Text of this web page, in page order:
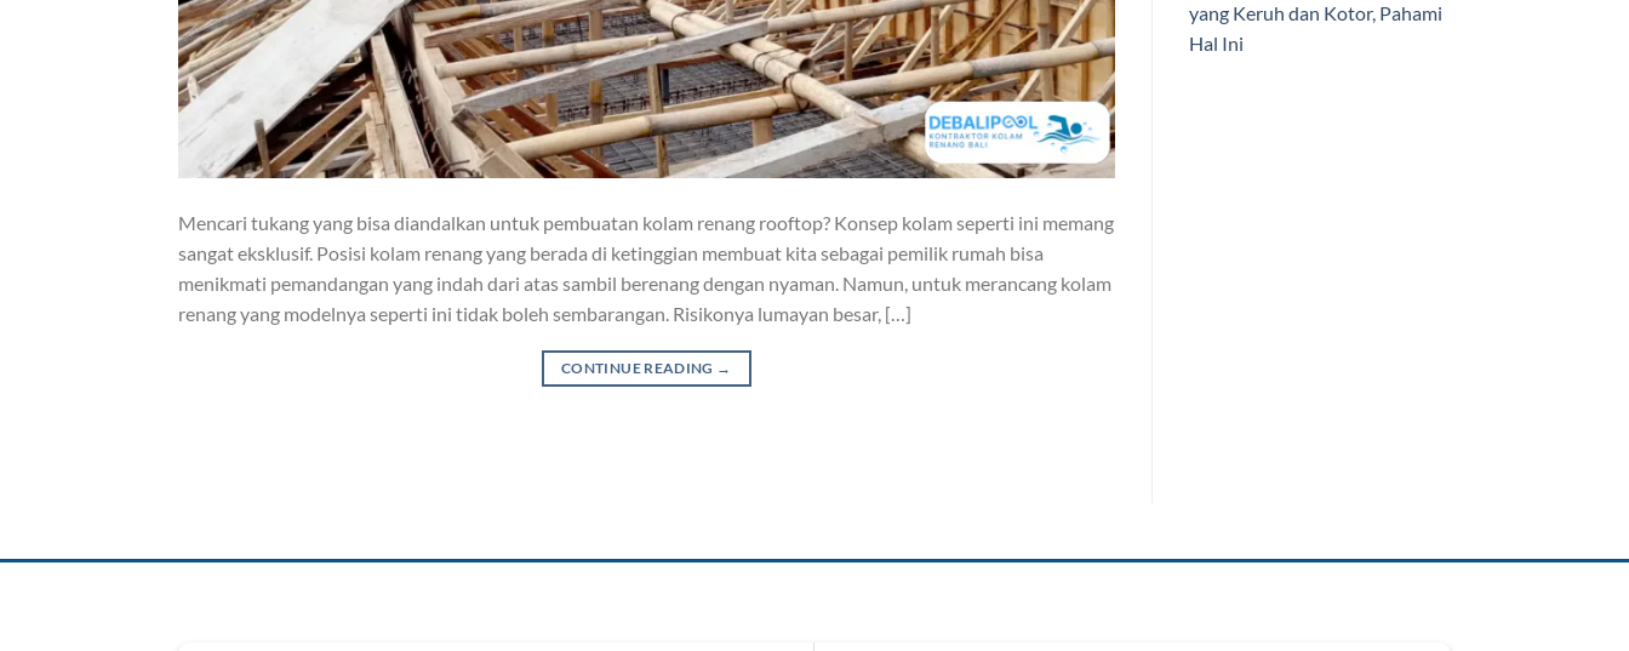
Mencari tukang yang bisa diandalkan untuk pembuatan kolam renang rooftop? Konsep kolam seperti ini memang
sangat eksklusif. Posisi kolam renang yang berada di ketinggian membuat kita sebagai pemilik rumah bisa
menikmati pemandangan yang indah dari atas sambil berenang dengan nyaman. Namun, untuk merancang kolam
renang yang modelnya seperti ini tidak boleh sembarangan. Risikonya lumayan besar, […]
CONTINUE READING →
yang Keruh dan Kotor, Pahami
Hal Ini